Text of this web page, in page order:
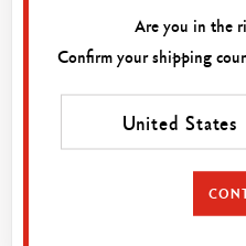
In seiner
Ref.
Are you in the
Confirm your shipping
United States